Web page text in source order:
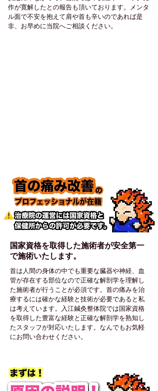
作が寛解したとの報告も頂いております。
​メンタ
ル面で不安を抱えて肩や首も辛いのであれば是
非、お早めに当院へご相談ください。
国家資格を取得した施術者が安全第一
で施術いたします。
首は人間の身体の中でも重要な臓器や神経、血
管が存在する部位なので正確な解剖学を理解し
た施術者が行うことが必須です。首の痛みを治
療するには確かな経験と技術が必要であると私
は考えています。入江鍼灸整体院では国家資格
を取得した豊富な経験と正確な解剖学を熟知し
たスタッフが対応いたします。なんでもお気軽
にお問い合わせください。